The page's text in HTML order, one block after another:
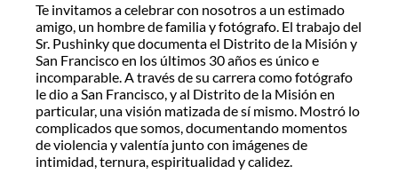
Te invitamos a celebrar con nosotros a un estimado
amigo, un hombre de familia y fotógrafo. El trabajo del
Sr. Pushinky que documenta el Distrito de la Misión y
San Francisco en los últimos 30 años es único e
incomparable. A través de su carrera como fotógrafo
le dio a San Francisco, y al Distrito de la Misión en
particular, una visión matizada de sí mismo. Mostró lo
complicados que somos, documentando momentos
de violencia y valentía junto con imágenes de
intimidad, ternura, espiritualidad y calidez.